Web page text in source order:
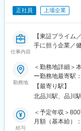
＜具体的には＞
・脆弱性情報の
・対応方針の策
開発部門（ファ
ス計画の策定を
・法規対応マネ
各国のセキュリ
理し、新製品の
・品質評価の実
セキュリティパ
し、品質への副
正社員 上場企業
仕事内容
【東証プライム
手に担う企業／
■概要：
当社は、キヤノ
ヤノン製品を国
しています。直
する「ITソリュ
ポジションでは
質保証、QMSお
勤務地
＜勤務地詳細＞
ー勤務地最寄駅
煙変更の範囲：
【最寄り駅】
北品川駅、品川
給与
＜予定年収＞
月額（基本給）